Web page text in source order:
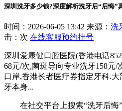
深圳洗牙多少钱?深度解析洗牙后“后悔”
时间：2026-06-05 13:42 来源： 洗
击： 次 在线客服预约挂号
深圳爱康健口腔医院(香港电话
68元/次,菌斑导向专业洗牙158元/
口岸,香港长者医疗券指定牙科.
牙本身...
在社交平台上搜索“洗牙后悔”